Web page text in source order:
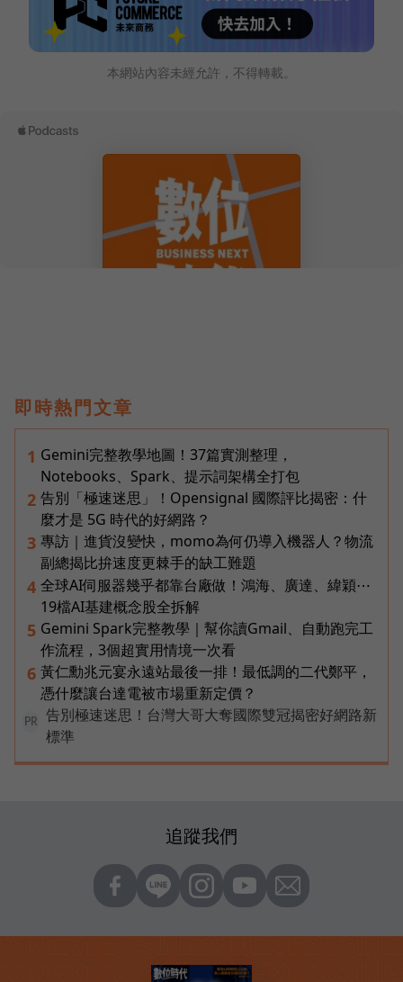
本網站內容未經允許，不得轉載。
即時熱門文章
1 Gemini完整教學地圖！37篇實測整理，
Notebooks、Spark、提示詞架構全打包
2 告別「極速迷思」！Opensignal 國際評比揭密：什
麼才是 5G 時代的好網路？
3 專訪｜進貨沒變快，momo為何仍導入機器人？物流
副總揭比拚速度更棘手的缺工難題
4 全球AI伺服器幾乎都靠台廠做！鴻海、廣達、緯穎⋯
19檔AI基建概念股全拆解
5 Gemini Spark完整教學｜幫你讀Gmail、自動跑完工
作流程，3個超實用情境一次看
6 黃仁勳兆元宴永遠站最後一排！最低調的二代鄭平，
憑什麼讓台達電被市場重新定價？
PR
告別極速迷思！台灣大哥大奪國際雙冠揭密好網路新
標準
追蹤我們